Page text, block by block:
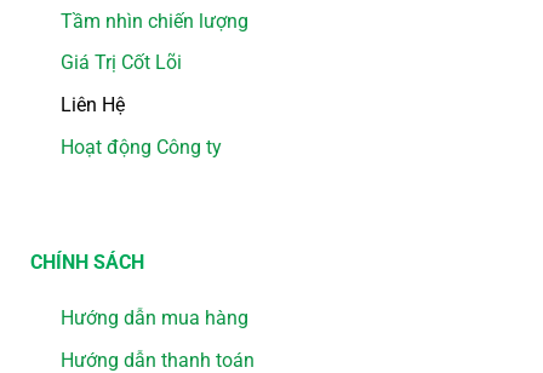
Tầm nhìn chiến lượng
Giá Trị Cốt Lõi
Liên Hệ
Hoạt động Công ty
CHÍNH SÁCH
Hướng dẫn mua hàng
Hướng dẫn thanh toán